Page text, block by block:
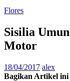
Flores
Sisilia
Motor
18/04/2017 alex
Bagikan Artikel ini